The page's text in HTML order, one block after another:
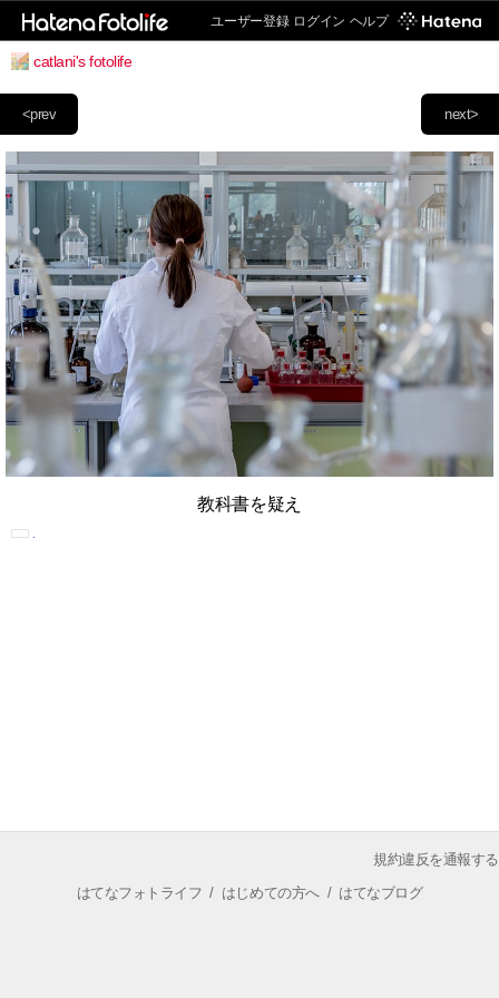
ユーザー登録 ログイン ヘルプ
catlani's fotolife
next>
<prev
教科書を疑え
規約違反を通報する
はてなフォトライフ / はじめての方へ/ はてなブログ